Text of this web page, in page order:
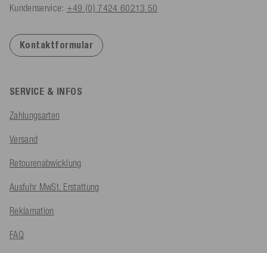
Kundenservice: +49 (0) 7424 60213 50
Kontaktformular
SERVICE & INFOS
Zahlungsarten
Versand
Retourenabwicklung
Ausfuhr MwSt. Erstattung
Reklamation
FAQ